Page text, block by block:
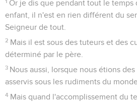
Or je dis que pendant tout le temps
enfant, il n'est en rien différent du
Seigneur de tout.
2 Mais il est sous des tuteurs et des
déterminé par le père.
3 Nous aussi, lorsque nous étions
asservis sous les rudiments du
4 Mais quand l'accomplissement du